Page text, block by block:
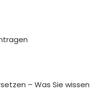
– Was Sie wissen